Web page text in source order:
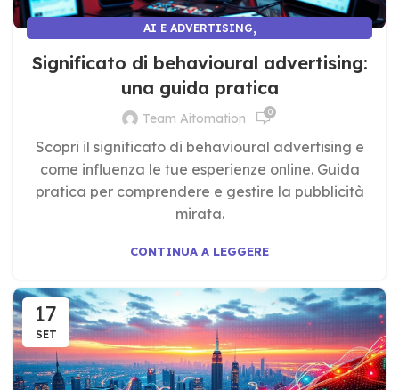
AI E ADVERTISING,
Significato di behavioural advertising:
una guida pratica
Team Aitomation 0
Scopri il significato di behavioural advertising e
come influenza le tue esperienze online. Guida
pratica per comprendere e gestire la pubblicità
mirata.
CONTINUA A LEGGERE
17
SET